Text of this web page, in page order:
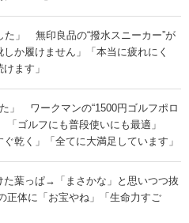
た」 無印良品の“撥水スニーカー”が
か履けません」「本当に疲れにく
ます」
た」 ワークマンの“1500円ゴルフポロ
ゴルフにも普段使いにも最適」
ぐ乾く」「全てに大満足しています」
た葉っぱ→「まさかな」と思いつつ抜
体に「お宝やね」「生命力すご